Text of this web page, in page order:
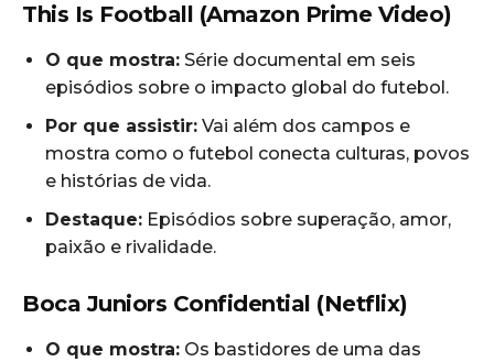
This Is Football (Amazon Prime Video)
O que mostra: Série documental em seis
episódios sobre o impacto global do futebol.
Por que assistir: Vai além dos campos e
mostra como o futebol conecta culturas, povos
e histórias de vida.
Destaque: Episódios sobre superação, amor,
paixão e rivalidade.
Boca Juniors Confidential (Netflix)
O que mostra: Os bastidores de uma das